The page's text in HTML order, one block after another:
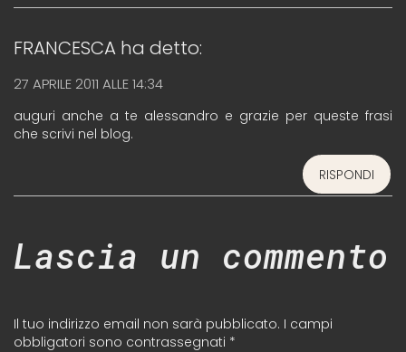
FRANCESCA ha detto:
27 APRILE 2011 ALLE 14:34
auguri anche a te alessandro e grazie per queste frasi
che scrivi nel blog.
RISPONDI
Lascia un commento
Il tuo indirizzo email non sarà pubblicato. I campi
obbligatori sono contrassegnati *